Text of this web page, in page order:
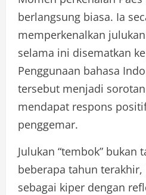
berlangsung biasa. Ia
memperkenalkan julukan
selama ini disematkan
Penggunaan bahasa
tersebut menjadi
mendapat respons
penggemar.
Julukan “tembok” bukan
beberapa tahun terakhir,
sebagai kiper dengan